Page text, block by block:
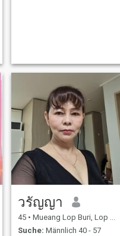
วรัญญา
45 • Mueang Lop Buri, Lop Buri, Thailand
Suche: Männlich 40 - 57